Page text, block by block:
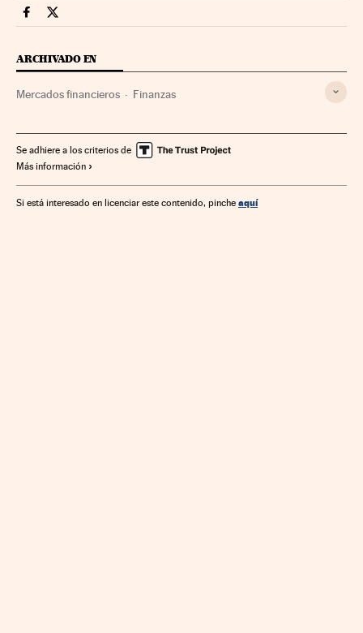
Mercados Financieros Cinco Días en Facebook
Mercados Financieros Cinco Días en Twitter
ARCHIVADO EN
Mercados financieros Finanzas
Se adhiere a los criterios de
Más información
Si está interesado en licenciar este contenido, pinche aquí